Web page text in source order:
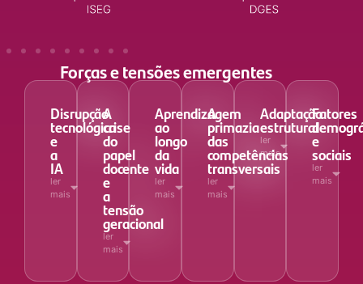
Forças e tensões emergentes
Disrupção
tecnológica
e
a
IA
ler
mais
A
crise
do
papel
docente
e
a
tensão
geracional
ler
mais
Aprendizagem
ao
longo
da
vida
ler
mais
A
primazia
das
competências
transversais
ler
mais
Adaptação
estrutural
ler
mais
Fatores
e
sociais
ler
mais